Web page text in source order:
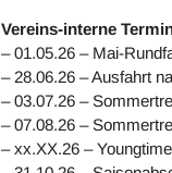
Vereins-interne Ter
– 01.05.26 – Mai-
– 28.06.26 – Ausfahrt
– 03.07.26 –
– 07.08.26 –
– xx.XX.26 –